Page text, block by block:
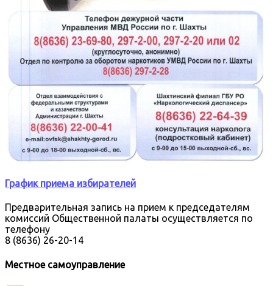
График приема избирателей
Предварительная запись на прием к председателям
комиссий Общественной палаты осуществляется по
телефону
8 (8636) 26-20-14
Местное самоуправление